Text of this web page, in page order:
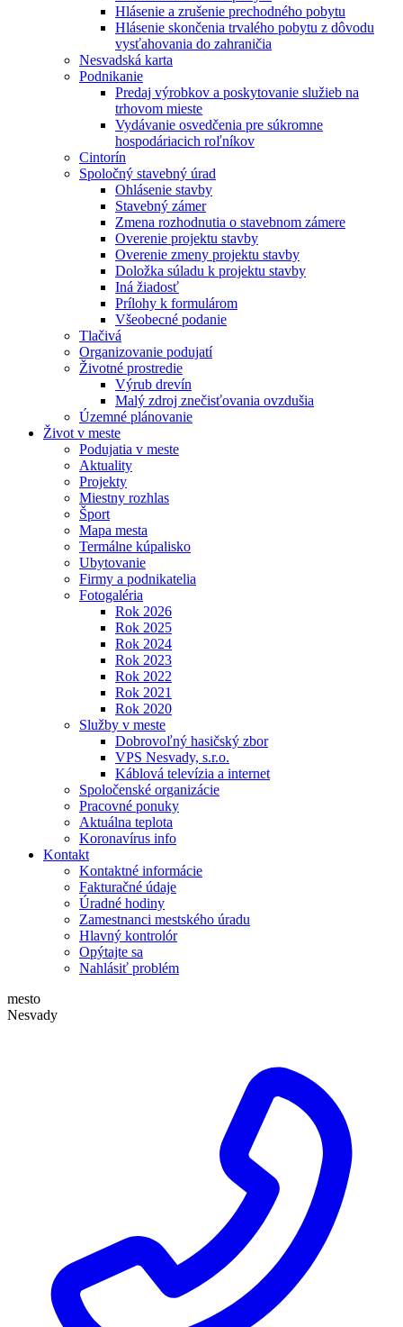
Hlásenie a zrušenie prechodného pobytu
Hlásenie skončenia trvalého pobytu z dôvodu
vysťahovania do zahraničia
Nesvadská karta
Podnikanie
Predaj výrobkov a poskytovanie služieb na
trhovom mieste
Vydávanie osvedčenia pre súkromne
hospodáriacich roľníkov
Cintorín
Spoločný stavebný úrad
Ohlásenie stavby
Stavebný zámer
Zmena rozhodnutia o stavebnom zámere
Overenie projektu stavby
Overenie zmeny projektu stavby
Doložka súladu k projektu stavby
Iná žiadosť
Prílohy k formulárom
Všeobecné podanie
Tlačivá
Organizovanie podujatí
Životné prostredie
Výrub drevín
Malý zdroj znečisťovania ovzdušia
Územné plánovanie
Život v meste
Podujatia v meste
Aktuality
Projekty
Miestny rozhlas
Šport
Mapa mesta
Termálne kúpalisko
Ubytovanie
Firmy a podnikatelia
Fotogaléria
Rok 2026
Rok 2025
Rok 2024
Rok 2023
Rok 2022
Rok 2021
Rok 2020
Služby v meste
Dobrovoľný hasičský zbor
VPS Nesvady, s.r.o.
Káblová televízia a internet
Spoločenské organizácie
Pracovné ponuky
Aktuálna teplota
Koronavírus info
Kontakt
Kontaktné informácie
Fakturačné údaje
Úradné hodiny
Zamestnanci mestského úradu
Hlavný kontrolór
Opýtajte sa
Nahlásiť problém
mesto
Nesvady